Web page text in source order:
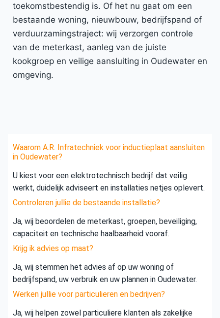
toekomstbestendig is. Of het nu gaat om een
bestaande woning, nieuwbouw, bedrijfspand of
verduurzamingstraject: wij verzorgen controle
van de meterkast, aanleg van de juiste
kookgroep en veilige aansluiting in Oudewater en
omgeving.
Waarom A.R. Infratechniek voor inductieplaat aansluiten
in Oudewater?
U kiest voor een elektrotechnisch bedrijf dat veilig
werkt, duidelijk adviseert en installaties netjes oplevert.
Controleren jullie de bestaande installatie?
Ja, wij beoordelen de meterkast, groepen, beveiliging,
capaciteit en technische haalbaarheid vooraf.
Krijg ik advies op maat?
Ja, wij stemmen het advies af op uw woning of
bedrijfspand, uw verbruik en uw plannen in Oudewater.
Werken jullie voor particulieren en bedrijven?
Ja, wij helpen zowel particuliere klanten als zakelijke